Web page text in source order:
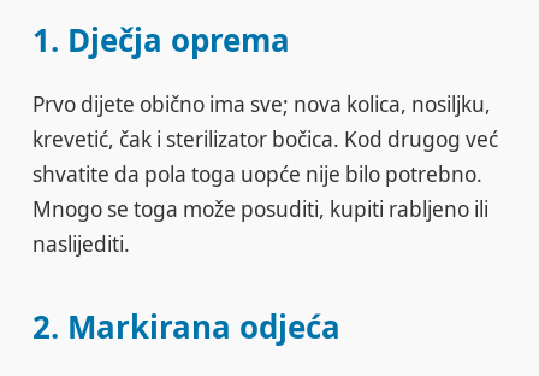
1. Dječja oprema
Prvo dijete obično ima sve; nova kolica, nosiljku,
krevetić, čak i sterilizator bočica. Kod drugog već
shvatite da pola toga uopće nije bilo potrebno.
Mnogo se toga može posuditi, kupiti rabljeno ili
naslijediti.
2. Markirana odjeća